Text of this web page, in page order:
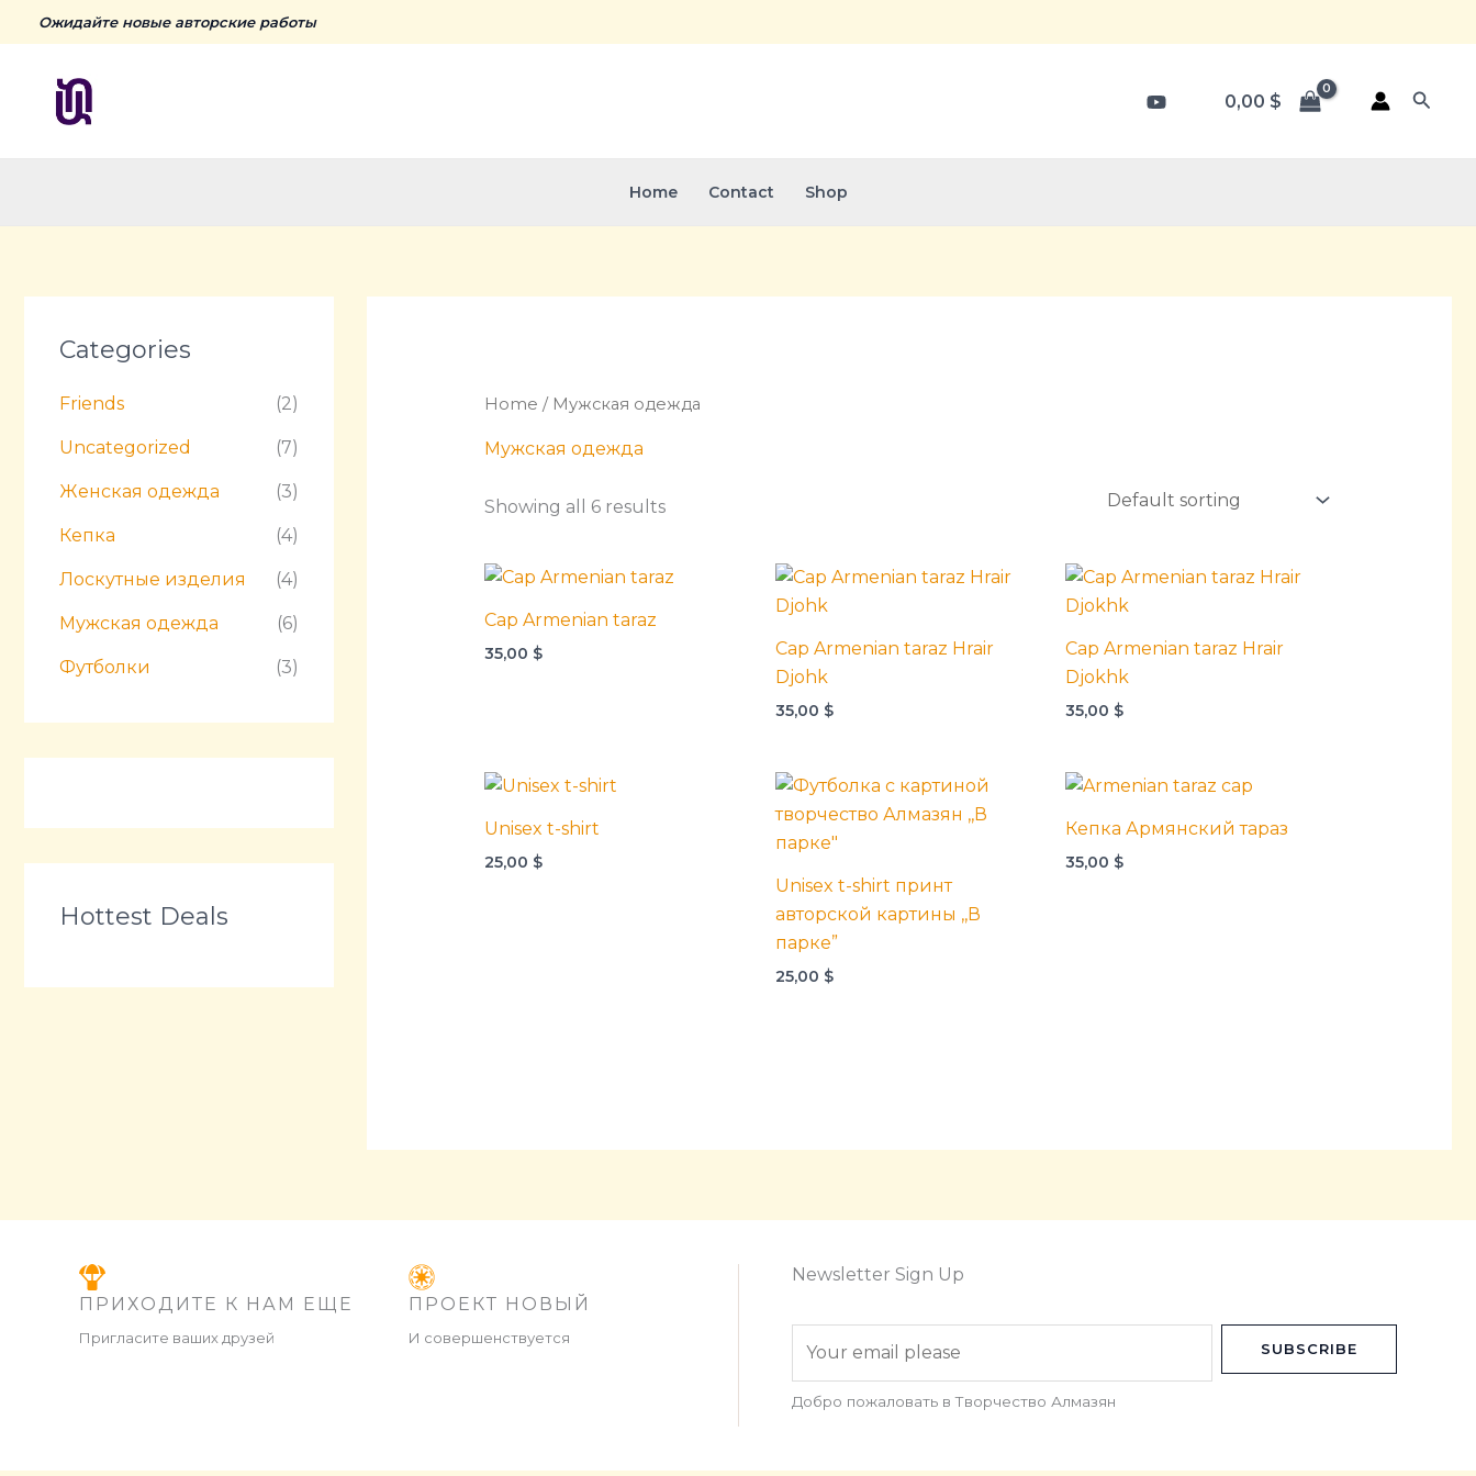
to
Ожидайте новые авторские работы
0,00 $
Home Contact Shop
Categories
Friends (2)
Uncategorized (7)
Женская одежда (3)
Кепка (4)
Лоскутные изделия (4)
Мужская одежда (6)
Футболки (3)
Hottest Deals
Home / Мужская одежда
Мужская одежда
Showing all 6 results
Cap Armenian taraz
35,00 $
Cap Armenian taraz Hrair
Djohk
35,00 $
Cap Armenian taraz Hrair
Djokhk
35,00 $
Unisex t-shirt
25,00 $
Unisex t-shirt принт
авторской картины ,,В
парке”
25,00 $
Кепка Армянский тараз
35,00 $
ПРИХОДИТЕ К НАМ ЕЩЕ
Пригласите ваших друзей
ПРОЕКТ НОВЫЙ
И совершенствуется
Newsletter Sign Up
m
Добро пожаловать в Творчество Алмазян
SUBSCRIBE